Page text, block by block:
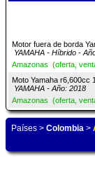
Motor fuera de borda
YAMAHA - Híbrido -
Amazonas (oferta,
Moto Yamaha r6,600cc
YAMAHA - Año: 2018
Amazonas (oferta,
Países > Colombia >